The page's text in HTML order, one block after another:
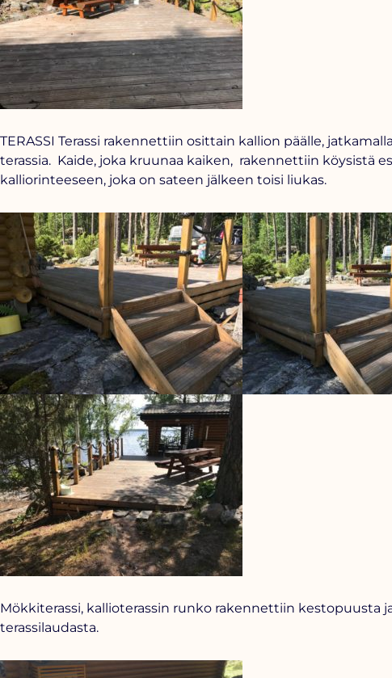
TERASSI Terassi rakennettiin osittain kallion päälle,
terassia. Kaide, joka kruunaa kaiken, rakennettiin köysistä
kalliorinteeseen, joka on sateen jälkeen toisi liukas.
Mökkiterassi, kallioterassin runko rakennettiin kestopuusta
terassilaudasta.